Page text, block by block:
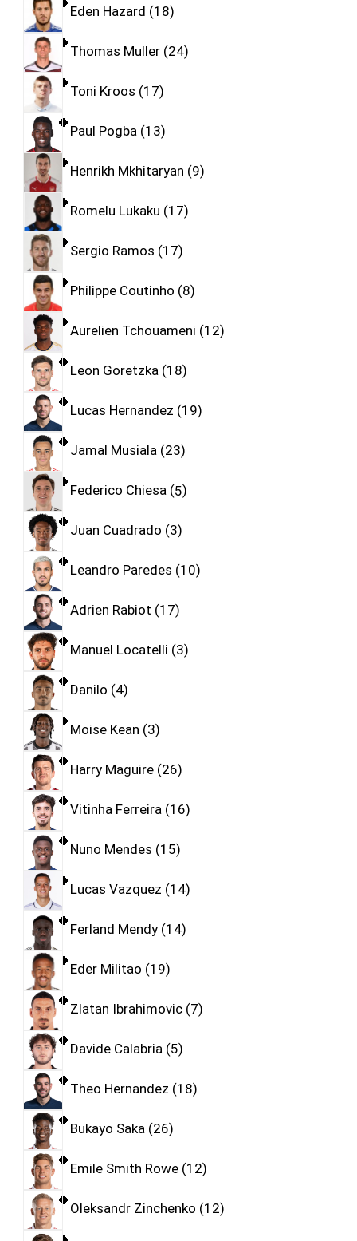
Eden Hazard 18
Thomas Muller 24
Toni Kroos 17
Paul Pogba 13
Henrikh Mkhitaryan 9
Romelu Lukaku 17
Sergio Ramos 17
Philippe Coutinho 8
Aurelien Tchouameni 12
Leon Goretzka 18
Lucas Hernandez 19
Jamal Musiala 23
Federico Chiesa 5
Juan Cuadrado 3
Leandro Paredes 10
Adrien Rabiot 17
Manuel Locatelli 3
Danilo 4
Moise Kean 3
Harry Maguire 26
Vitinha Ferreira 16
Nuno Mendes 15
Lucas Vazquez 14
Ferland Mendy 14
Eder Militao 19
Zlatan Ibrahimovic 7
Davide Calabria 5
Theo Hernandez 18
Bukayo Saka 26
Emile Smith Rowe 12
Oleksandr Zinchenko 12